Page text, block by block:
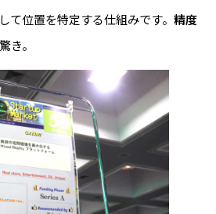
て位置を特定する仕組みです。 精度
き。